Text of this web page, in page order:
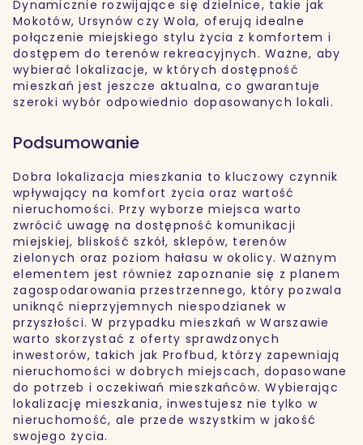
Dynamicznie rozwijające się dzielnice, takie jak
Mokotów, Ursynów czy Wola, oferują idealne
połączenie miejskiego stylu życia z komfortem i
dostępem do terenów rekreacyjnych. Ważne, aby
wybierać lokalizacje, w których dostępność
mieszkań jest jeszcze aktualna, co gwarantuje
szeroki wybór odpowiednio dopasowanych lokali.
Podsumowanie
Dobra lokalizacja mieszkania to kluczowy czynnik
wpływający na komfort życia oraz wartość
nieruchomości. Przy wyborze miejsca warto
zwrócić uwagę na dostępność komunikacji
miejskiej, bliskość szkół, sklepów, terenów
zielonych oraz poziom hałasu w okolicy. Ważnym
elementem jest również zapoznanie się z planem
zagospodarowania przestrzennego, który pozwala
uniknąć nieprzyjemnych niespodzianek w
przyszłości. W przypadku mieszkań w Warszawie
warto skorzystać z oferty sprawdzonych
inwestorów, takich jak Profbud, którzy zapewniają
nieruchomości w dobrych miejscach, dopasowane
do potrzeb i oczekiwań mieszkańców. Wybierając
lokalizację mieszkania, inwestujesz nie tylko w
nieruchomość, ale przede wszystkim w jakość
swojego życia.